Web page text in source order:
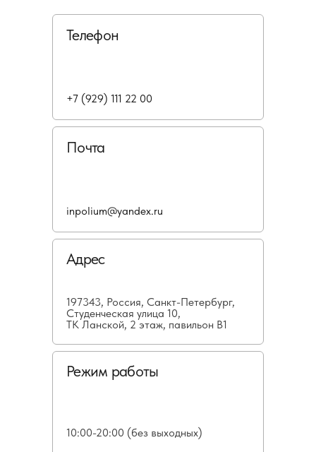
Телефон
Почта
Адрес
197343, Россия, Санкт-Петербург,
Студенческая улица 10,
ТК Ланской, 2 этаж, павильон В1
Режим работы
10:00-20:00 (без выходных)
+7 (929) 111 22 00
inpolium@yandex.ru